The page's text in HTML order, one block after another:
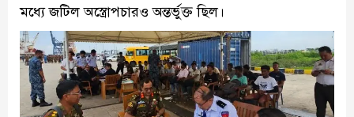
মধ্যে জটিল অস্ত্রোপচারও অন্তর্ভুক্ত ছিল।